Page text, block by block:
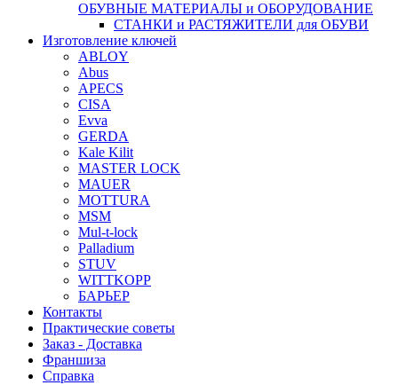
ОБУВНЫЕ МАТЕРИАЛЫ и ОБОРУДОВАНИЕ
СТАНКИ и РАСТЯЖИТЕЛИ для ОБУВИ
Изготовление ключей
ABLOY
Abus
APECS
CISA
Evva
GERDA
Kale Kilit
MASTER LOCK
MAUER
MOTTURA
MSM
Mul-t-lock
Palladium
STUV
WITTKOPP
БАРЬЕР
Контакты
Практические советы
Заказ - Доставка
Франшиза
Справка